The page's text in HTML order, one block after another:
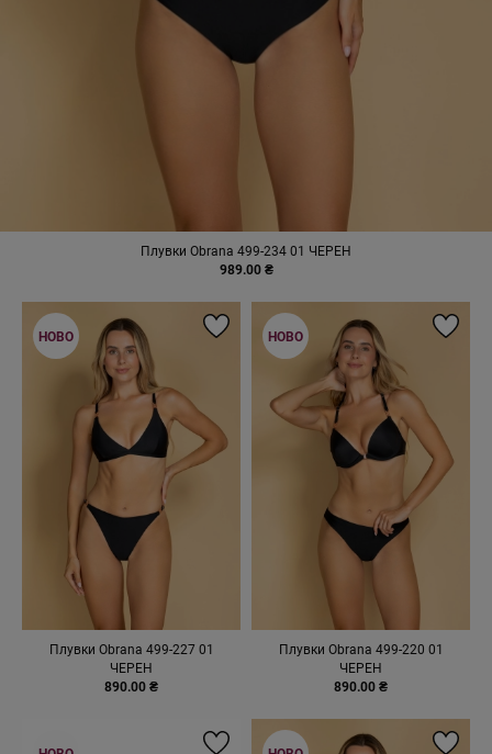
Плувки Obrana 499-234 01 ЧЕРЕН
989.00 ₴
Плувки Obrana 499-227 01
ЧЕРЕН
890.00 ₴
НОВО
Плувки Obrana 499-220 01
ЧЕРЕН
890.00 ₴
НОВО